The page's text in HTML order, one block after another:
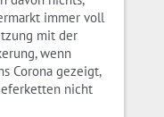
immer voll
mit der
wenn
Corona gezeigt,
nicht